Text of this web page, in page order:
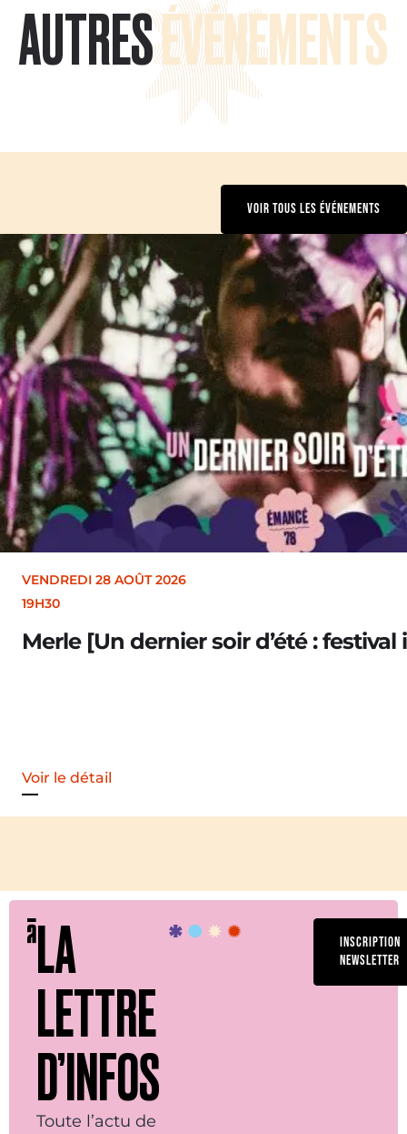
AUTRESÉVÉNEMENTS
VOIR TOUS LES ÉVÉNEMENTS
VENDREDI 28 AOÛT 2026
19H30
Merle [Un dernier soir d’été :
Voir le détail
LA
LETTRE
D’INFOS
Toute l’actu de
INSCRIPTION
NEWSLETTER